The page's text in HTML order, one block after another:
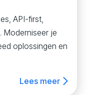
API-first,
Moderniseer je
oplossingen en
Lees meer